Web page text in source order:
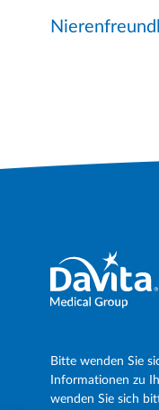
Bitte wenden Sie
Informationen zu
wenden Sie sich